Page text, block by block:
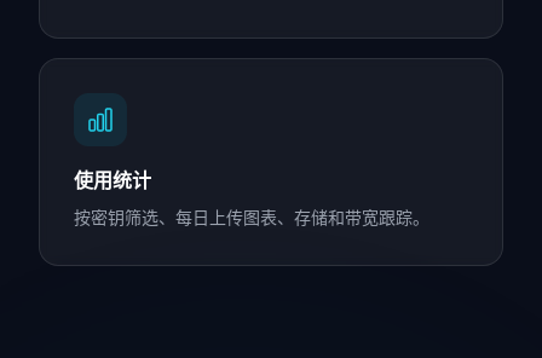
使用统计
按密钥筛选、每日上传图表、存储和带宽跟踪。